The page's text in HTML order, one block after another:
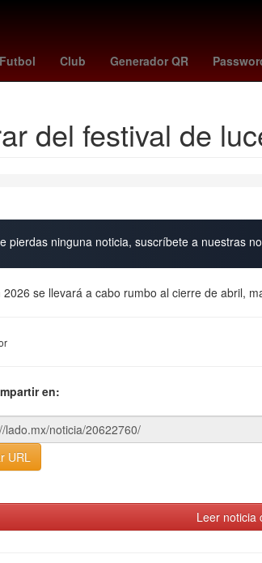
Futbol Club Generador QR
Carlos Slim sparta vs groningen Jorge
del festival de
pierdas ninguna noticia, suscríbete a nuestras
2026 se llevará a cabo rumbo al cierre de abril,
en:
URL
Leer noticia